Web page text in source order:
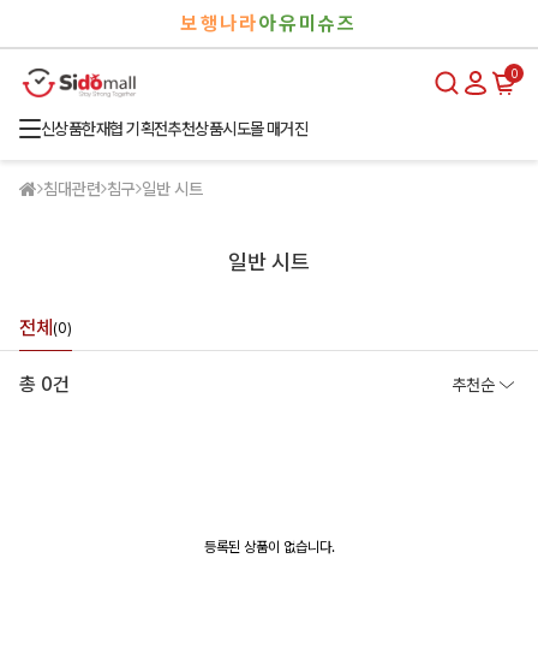
보행나라아유미슈즈
0
신상품한재협 기획전추천상품시도몰 매거진
침대관련 침구 일반 시트
일반 시트
전체 (0)
총 0건 추천순
등록된 상품이 없습니다.